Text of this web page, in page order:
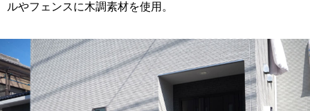
ルやフェンスに木調素材を使用。